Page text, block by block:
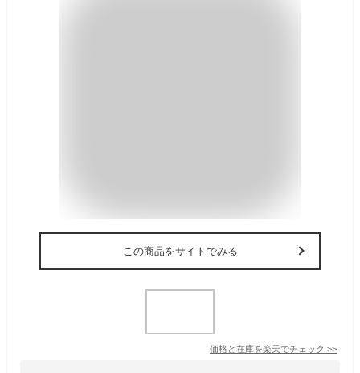
この商品をサイトでみる
価格と在庫を楽天でチェック >>